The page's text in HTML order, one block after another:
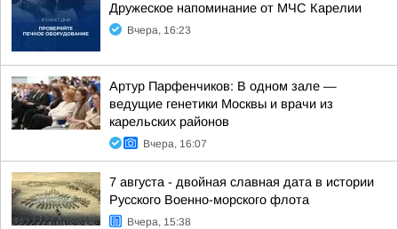
Дружеское напоминание от МЧС Карелии
Вчера, 16:23
Артур Парфенчиков: В одном зале —
ведущие генетики Москвы и врачи из
карельских районов
Вчера, 16:07
7 августа - двойная славная дата в истории
Русского Военно-морского флота
Вчера, 15:38